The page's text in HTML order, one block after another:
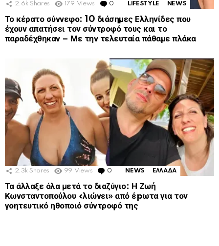
2.6k Shares 179 Views 0 Comments
LIFESTYLE NEWS
Το κέρατο σύννεφο: 10 διάσημες Ελληνίδες που
έχουν απατήσει τον σύντροφό τους και το
παραδέχθηκαν – Με την τελευταία πάθαμε πλάκα
2.3k Shares 99 Views 0 Comments
NEWS ΕΛΛΑΔΑ
Τα άλλαξε όλα μετά το διαζύγιο: Η Ζωή
Κωνσταντοπούλου «λιώνει» από έpωτα για τον
γοητευτικό ηθοποιό σύντροφό της